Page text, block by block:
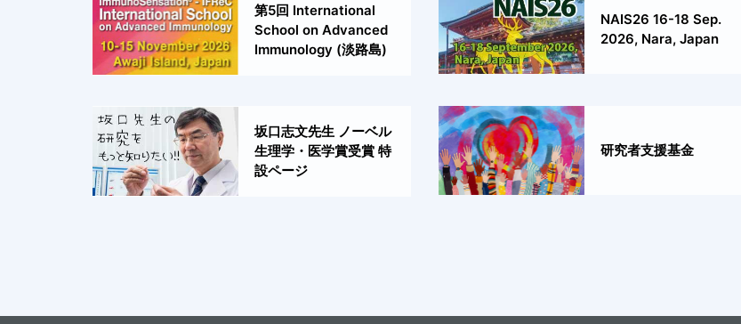
第5回 International
School on Advanced
Immunology (淡路島)
NAIS26 16-18 Sep.
2026, Nara, Japan
坂口志文先生 ノーベル
生理学・医学賞受賞 特
設ページ
研究者支援基金